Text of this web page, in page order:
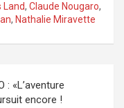
Land, Claude Nougaro,
, Nathalie Miravette
: «L’aventure
encore !